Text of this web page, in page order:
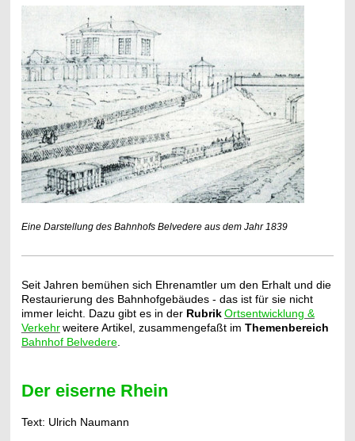
Eine Darstellung des Bahnhofs Belvedere aus dem Jahr 1839
Seit Jahren bemühen sich Ehrenamtler um den Erhalt und die
Restaurierung des Bahnhofgebäudes - das ist für sie nicht
immer leicht. Dazu gibt es in der RubrikOrtsentwicklung &
Verkehrweitere Artikel, zusammengefaßt im Themenbereich
Bahnhof Belvedere.
Der eiserne Rhein
Text: Ulrich Naumann